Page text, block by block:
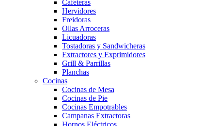
Cafeteras
Hervidores
Freidoras
Ollas Arroceras
Licuadoras
Tostadoras y Sandwicheras
Extractores y Exprimidores
Grill & Parrillas
Planchas
Cocinas
Cocinas de Mesa
Cocinas de Pie
Cocinas Empotrables
Campanas Extractoras